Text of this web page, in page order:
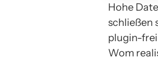
Hohe
schließen
plugin-
Wom